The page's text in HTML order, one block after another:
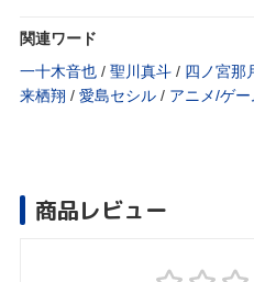
関連ワード
一十木音也 / 聖川真斗 / 四ノ宮那
来栖翔 / 愛島セシル / アニメ/ゲー
商品レビュー